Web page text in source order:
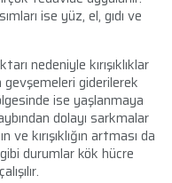
ise yüz, el, gıdı ve
nedeniyle kırışıklıklar
giderilerek
ise yaşlanmaya
dolayı sarkmalar
kırışıklığın artması da
durumlar kök hücre